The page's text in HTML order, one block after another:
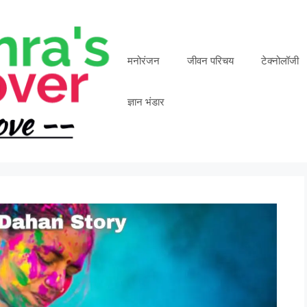
मनोरंजन जीवन परिचय टेक्नोलॉजी
ज्ञान भंडार